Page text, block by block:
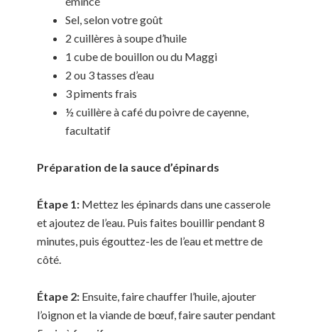
Sel, selon votre goût
2 cuillères à soupe d’huile
1 cube de bouillon ou du Maggi
2 ou 3 tasses d’eau
3 piments frais
½ cuillère à café du poivre de cayenne,
facultatif
Préparation de la sauce d’épinards
Étape 1: Mettez les épinards dans une casserole
et ajoutez de l’eau. Puis faites bouillir pendant 8
minutes, puis égouttez-les de l’eau et mettre de
côté.
Étape 2: Ensuite, faire chauffer l’huile, ajouter
l’oignon et la viande de bœuf, faire sauter pendant